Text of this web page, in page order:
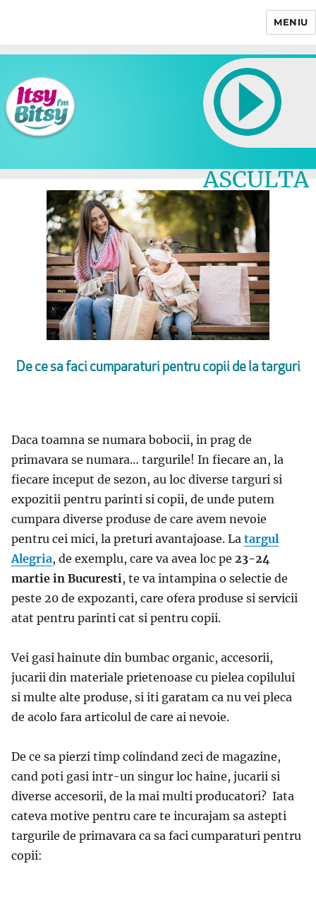
MENIU
ASCULTA
LIVE
De ce sa faci cumparaturi pentru copii de la targuri
Daca toamna se numara bobocii, in prag de
primavara se numara… targurile! In fiecare an, la
fiecare inceput de sezon, au loc diverse targuri si
expozitii pentru parinti si copii, de unde putem
cumpara diverse produse de care avem nevoie
pentru cei mici, la preturi avantajoase. La targul
Alegria, de exemplu, care va avea loc pe 23-24
martie in Bucuresti , te va intampina o selectie de
peste 20 de expozanti, care ofera produse si servicii
atat pentru parinti cat si pentru copii.
Vei gasi hainute din bumbac organic, accesorii,
jucarii din materiale prietenoase cu pielea copilului
si multe alte produse, si iti garatam ca nu vei pleca
de acolo fara articolul de care ai nevoie.
De ce sa pierzi timp colindand zeci de magazine,
cand poti gasi intr-un singur loc haine, jucarii si
diverse accesorii, de la mai multi producatori? Iata
cateva motive pentru care te incurajam sa astepti
targurile de primavara ca sa faci cumparaturi pentru
copii: